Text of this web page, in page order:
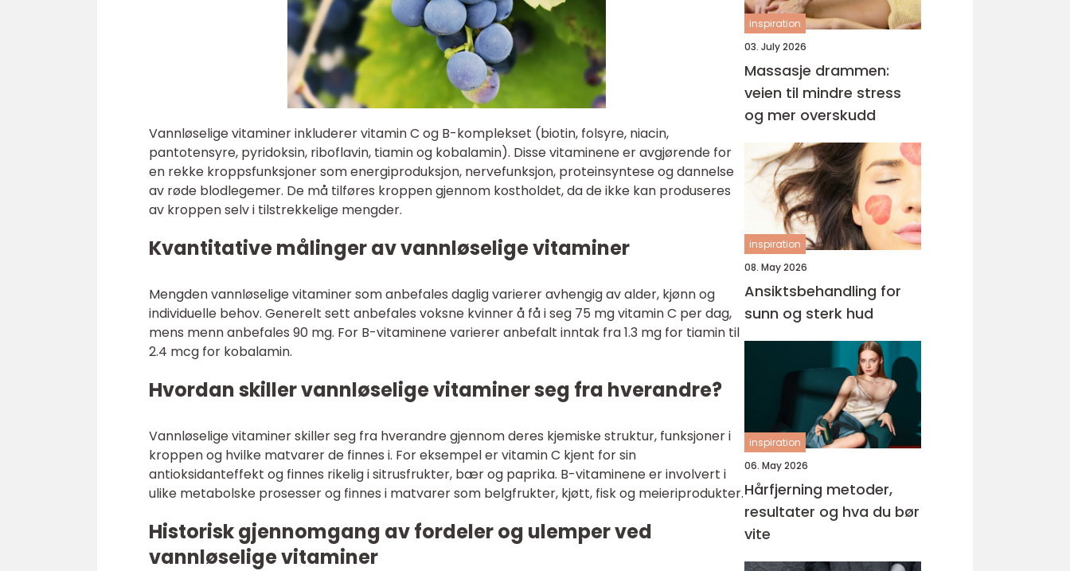
Vannløselige vitaminer inkluderer vitamin C og B-komplekset (biotin, folsyre, niacin,
pantotensyre, pyridoksin, riboflavin, tiamin og kobalamin). Disse vitaminene er avgjørende for
en rekke kroppsfunksjoner som energiproduksjon, nervefunksjon, proteinsyntese og dannelse
av røde blodlegemer. De må tilføres kroppen gjennom kostholdet, da de ikke kan produseres
av kroppen selv i tilstrekkelige mengder.
Kvantitative målinger av vannløselige vitaminer
Mengden vannløselige vitaminer som anbefales daglig varierer avhengig av alder, kjønn og
individuelle behov. Generelt sett anbefales voksne kvinner å få i seg 75 mg vitamin C per dag,
mens menn anbefales 90 mg. For B-vitaminene varierer anbefalt inntak fra 1.3 mg for tiamin til
2.4 mcg for kobalamin.
Hvordan skiller vannløselige vitaminer seg fra hverandre?
Vannløselige vitaminer skiller seg fra hverandre gjennom deres kjemiske struktur, funksjoner i
kroppen og hvilke matvarer de finnes i. For eksempel er vitamin C kjent for sin
antioksidanteffekt og finnes rikelig i sitrusfrukter, bær og paprika. B-vitaminene er involvert i
ulike metabolske prosesser og finnes i matvarer som belgfrukter, kjøtt, fisk og meieriprodukter.
Historisk gjennomgang av fordeler og ulemper ved
vannløselige vitaminer
inspiration
03. July 2026
Massasje drammen:
veien til mindre stress
og mer overskudd
inspiration
08. May 2026
Ansiktsbehandling for
sunn og sterk hud
inspiration
06. May 2026
Hårfjerning metoder,
resultater og hva du bør
vite